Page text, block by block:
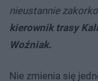
nieustannie
kierownik trasy
Woźniak.
Nie zmienia się